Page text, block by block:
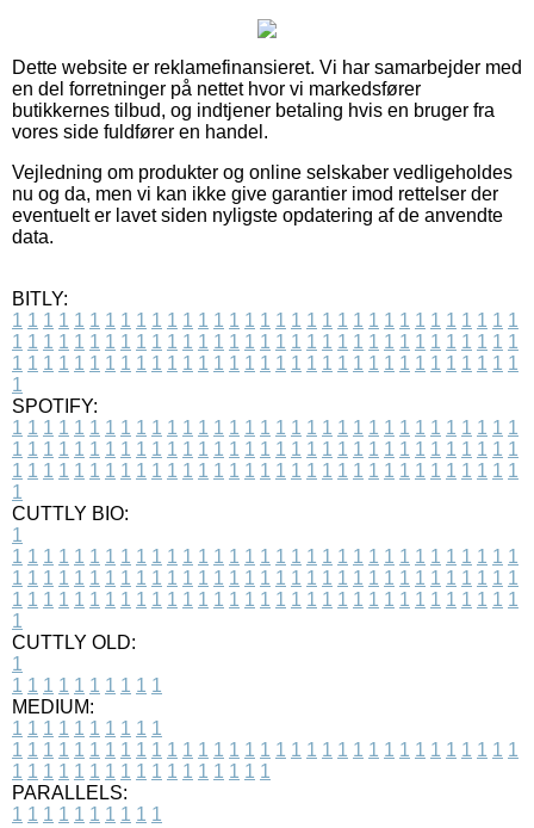
Dette website er reklamefinansieret. Vi har samarbejder med
en del forretninger på nettet hvor vi markedsfører
butikkernes tilbud, og indtjener betaling hvis en bruger fra
vores side fuldfører en handel.
Vejledning om produkter og online selskaber vedligeholdes
nu og da, men vi kan ikke give garantier imod rettelser der
eventuelt er lavet siden nyligste opdatering af de anvendte
data.
BITLY:
1 1 1 1 1 1 1 1 1 1 1 1 1 1 1 1 1 1 1 1 1 1 1 1 1 1 1 1 1 1 1 1 1
1 1 1 1 1 1 1 1 1 1 1 1 1 1 1 1 1 1 1 1 1 1 1 1 1 1 1 1 1 1 1 1 1
1 1 1 1 1 1 1 1 1 1 1 1 1 1 1 1 1 1 1 1 1 1 1 1 1 1 1 1 1 1 1 1 1
1
SPOTIFY:
1 1 1 1 1 1 1 1 1 1 1 1 1 1 1 1 1 1 1 1 1 1 1 1 1 1 1 1 1 1 1 1 1
1 1 1 1 1 1 1 1 1 1 1 1 1 1 1 1 1 1 1 1 1 1 1 1 1 1 1 1 1 1 1 1 1
1 1 1 1 1 1 1 1 1 1 1 1 1 1 1 1 1 1 1 1 1 1 1 1 1 1 1 1 1 1 1 1 1
1
CUTTLY BIO:
1
1 1 1 1 1 1 1 1 1 1 1 1 1 1 1 1 1 1 1 1 1 1 1 1 1 1 1 1 1 1 1 1 1
1 1 1 1 1 1 1 1 1 1 1 1 1 1 1 1 1 1 1 1 1 1 1 1 1 1 1 1 1 1 1 1 1
1 1 1 1 1 1 1 1 1 1 1 1 1 1 1 1 1 1 1 1 1 1 1 1 1 1 1 1 1 1 1 1 1
1
CUTTLY OLD:
1
1 1 1 1 1 1 1 1 1 1
MEDIUM:
1 1 1 1 1 1 1 1 1 1
1 1 1 1 1 1 1 1 1 1 1 1 1 1 1 1 1 1 1 1 1 1 1 1 1 1 1 1 1 1 1 1 1
1 1 1 1 1 1 1 1 1 1 1 1 1 1 1 1 1
PARALLELS:
1 1 1 1 1 1 1 1 1 1